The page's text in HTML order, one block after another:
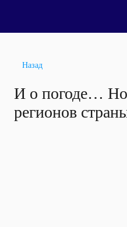
Назад
И о погоде…
регионов